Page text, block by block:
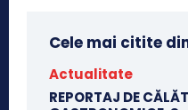
Cele mai citite
Actualitate
REPORTAJ DE